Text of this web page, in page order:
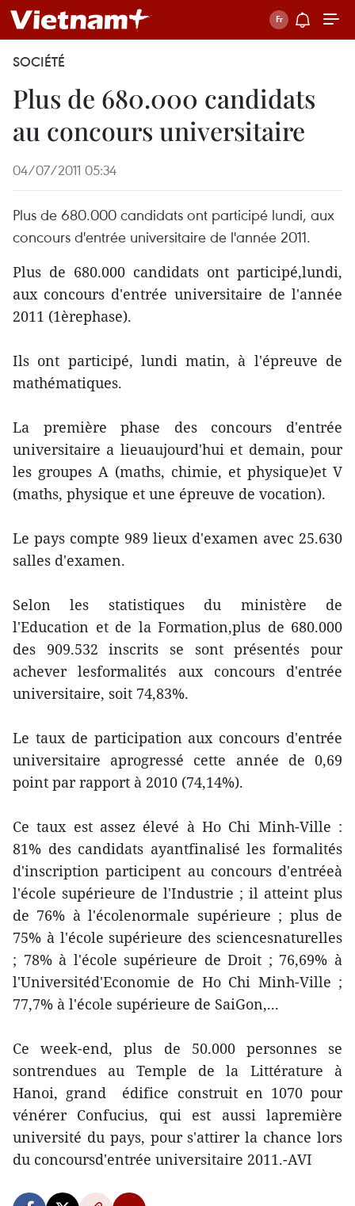
SOCIÉTÉ
Plus de 680.000 candidats
au concours universitaire
04/07/2011 05:34
Plus de 680.000 candidats ont participé lundi, aux
concours d'entrée universitaire de l'année 2011.
Plus de 680.000 candidats ont participé,lundi,
aux concours d'entrée universitaire de l'année
2011 (1èrephase).
Ils ont participé, lundi matin, à l'épreuve de
mathématiques.
La première phase des concours d'entrée
universitaire a lieuaujourd'hui et demain, pour
les groupes A (maths, chimie, et physique)et V
(maths, physique et une épreuve de vocation).
Le pays compte 989 lieux d'examen avec 25.630
salles d'examen.
Selon les statistiques du ministère de
l'Education et de la Formation,plus de 680.000
des 909.532 inscrits se sont présentés pour
achever lesformalités aux concours d'entrée
universitaire, soit 74,83%.
Le taux de participation aux concours d'entrée
universitaire aprogressé cette année de 0,69
point par rapport à 2010 (74,14%).
Ce taux est assez élevé à Ho Chi Minh-Ville :
81% des candidats ayantfinalisé les formalités
d'inscription participent au concours d'entréeà
l'école supérieure de l'Industrie ; il atteint plus
de 76% à l'écolenormale supérieure ; plus de
75% à l'école supérieure des sciencesnaturelles
; 78% à l'école supérieure de Droit ; 76,69% à
l'Universitéd'Economie de Ho Chi Minh-Ville ;
77,7% à l'école supérieure de SaiGon,...
Ce week-end, plus de 50.000 personnes se
sontrendues au Temple de la Littérature à
Hanoi, grand édifice construit en 1070 pour
vénérer Confucius, qui est aussi lapremière
université du pays, pour s'attirer la chance lors
du concoursd'entrée universitaire 2011.-AVI